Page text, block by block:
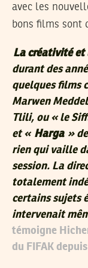
avec les
bons films sont
La créativité et
durant des
quelques films
Marwen
Tlili, ou « le
et « Harga »
rien qui vaille
session. La
totalement
certains sujets
intervenait
témoigne
du FIFAK